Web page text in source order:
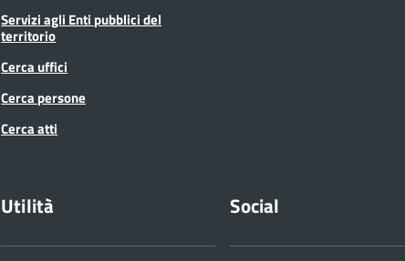
Servizi agli Enti pubblici del
territorio
Cerca uffici
Cerca persone
Cerca atti
Utilità Social